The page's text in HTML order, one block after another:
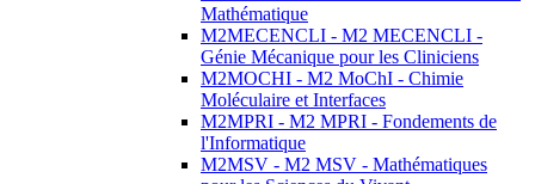
Mathématique
M2MECENCLI - M2 MECENCLI -
Génie Mécanique pour les Cliniciens
M2MOCHI - M2 MoChI - Chimie
Moléculaire et Interfaces
M2MPRI - M2 MPRI - Fondements de
l'Informatique
M2MSV - M2 MSV - Mathématiques